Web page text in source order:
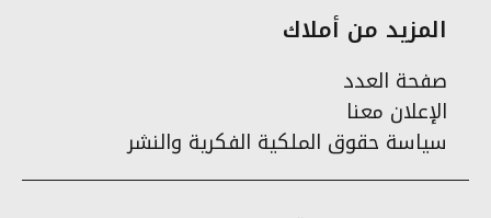
المزيد من أملاك
صفحة العدد
الإعلان معنا
سياسة حقوق الملكية الفكرية والنشر